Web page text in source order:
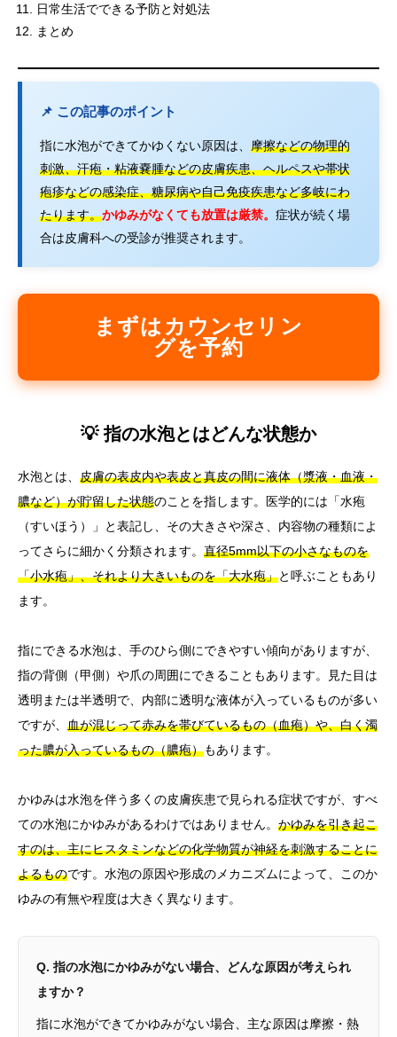
日常生活でできる予防と対処法
まとめ
📌 この記事のポイント
指に水泡ができてかゆくない原因は、 摩擦などの物理的
刺激、汗疱・粘液嚢腫などの皮膚疾患、ヘルペスや帯状
疱疹などの感染症、糖尿病や自己免疫疾患など多岐にわ
たります。かゆみがなくても放置は厳禁。 症状が続く場
合は皮膚科への受診が推奨されます。
まずはカウンセリン
グを予約
💡 指の水泡とはどんな状態か
水泡とは、 皮膚の表皮内や表皮と真皮の間に液体（漿液・血液・
膿など）が貯留した状態のことを指します。医学的には「水疱
（すいほう）」と表記し、その大きさや深さ、内容物の種類によ
ってさらに細かく分類されます。 直径5mm以下の小さなものを
「小水疱」、それより大きいものを「大水疱」と呼ぶこともあり
ます。
指にできる水泡は、手のひら側にできやすい傾向がありますが、
指の背側（甲側）や爪の周囲にできることもあります。見た目は
透明または半透明で、内部に透明な液体が入っているものが多い
ですが、 血が混じって赤みを帯びているもの（血疱）や、白く濁
った膿が入っているもの（膿疱）もあります。
かゆみは水泡を伴う多くの皮膚疾患で見られる症状ですが、すべ
ての水泡にかゆみがあるわけではありません。 かゆみを引き起こ
すのは、主にヒスタミンなどの化学物質が神経を刺激することに
よるものです。水泡の原因や形成のメカニズムによって、このか
ゆみの有無や程度は大きく異なります。
Q. 指の水泡にかゆみがない場合、どんな原因が考えられ
ますか？
指に水泡ができてかゆみがない場合、主な原因は摩擦・熱